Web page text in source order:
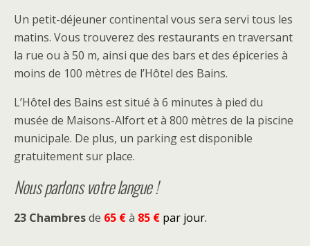
Un petit-déjeuner continental vous sera servi tous les
matins. Vous trouverez des restaurants en traversant
la rue ou à 50 m, ainsi que des bars et des épiceries à
moins de 100 mètres de l’Hôtel des Bains.
L’Hôtel des Bains est situé à 6 minutes à pied du
musée de Maisons-Alfort et à 800 mètres de la piscine
municipale. De plus, un parking est disponible
gratuitement sur place.
Nous parlons votre langue !
23 Chambresde 65 €à 85 € par jour.